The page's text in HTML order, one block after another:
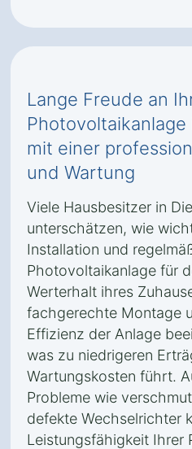
Lange Freude an
mit einer
und Wartung
Viele Hausbesitzer in
unterschätzen, wie
Installation und
Photovoltaikanlage für
Werterhalt ihres
fachgerechte Montage
Effizienz der Anlage
was zu niedrigeren
Wartungskosten führt.
Probleme wie
defekte Wechselrichter
Leistungsfähigkeit Ihrer